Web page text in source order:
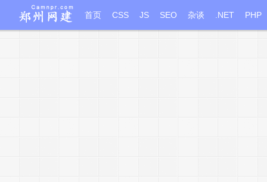
首页 CSS JS SEO 杂谈 .NET PHP